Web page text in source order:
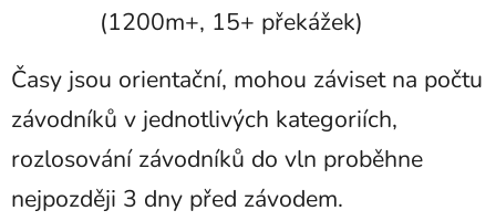
(1200m+, 15+ překážek)
Časy jsou orientační, mohou záviset na počtu
závodníků v jednotlivých kategoriích,
rozlosování závodníků do vln proběhne
nejpozději 3 dny před závodem.